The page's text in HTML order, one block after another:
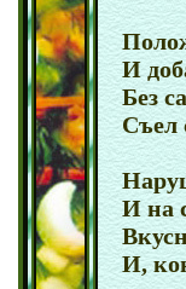
И
Без
Съел
И на
И,